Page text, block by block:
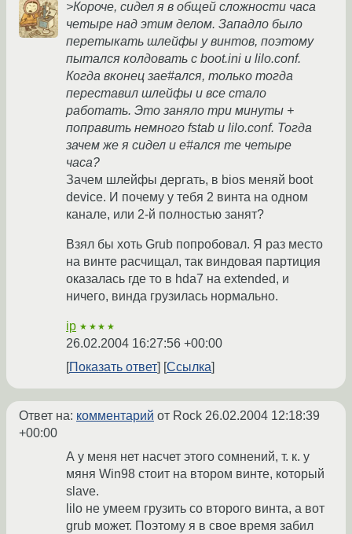
>Короче, сидел я в общей сложности часа
четыре над этим делом. Западло было
перетыкать шлейфы у винтов, поэтому
пытался колдовать с boot.ini и lilo.conf.
Когда вконец зае#ался, только тогда
переставил шлейфы и все стало
работать. Это заняло три минуты +
поправить немного fstab и lilo.conf. Тогда
зачем же я сидел и е#ался те четыре
часа?
Зачем шлейфы дергать, в bios меняй boot
device. И почему у тебя 2 винта на одном
канале, или 2-й полностью занят?
Взял бы хоть Grub попробовал. Я раз место
на винте расчищал, так виндовая партиция
оказалась где то в hda7 на extended, и
ничего, винда грузилась нормально.
ip ★★★★
26.02.2004 16:27:56 +00:00
Показать ответ
Ссылка
Ответ на: комментарий от Rock 26.02.2004 12:18:39
+00:00
А у меня нет насчет этого сомнений, т. к. у
мяня Win98 стоит на втором винте, который
slave.
lilo не умеем грузить со второго винта, а вот
grub может. Поэтому я в свое время забил